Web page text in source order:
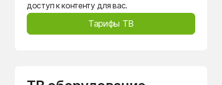
доступ к контенту для вас.
Тарифы ТВ